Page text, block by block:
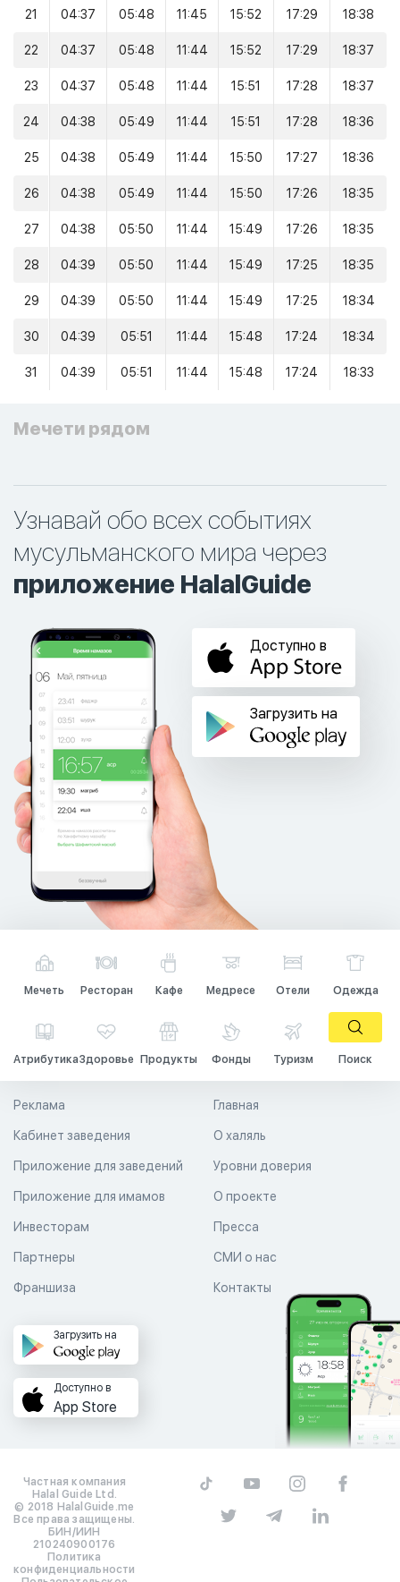
21 04:37 05:48 11:45 15:52 17:29 18:38
22 04:37 05:48 11:44 15:52 17:29 18:37
23 04:37 05:48 11:44 15:51 17:28 18:37
24 04:38 05:49 11:44 15:51 17:28 18:36
25 04:38 05:49 11:44 15:50 17:27 18:36
26 04:38 05:49 11:44 15:50 17:26 18:35
27 04:38 05:50 11:44 15:49 17:26 18:35
28 04:39 05:50 11:44 15:49 17:25 18:35
29 04:39 05:50 11:44 15:49 17:25 18:34
30 04:39 05:51 11:44 15:48 17:24 18:34
31 04:39 05:51 11:44 15:48 17:24 18:33
Мечети рядом
Узнавай обо всех событиях
мусульманского мира через
приложение HalalGuide
Доступно в
Загрузить на
Мечеть Ресторан Кафе Медресе Отели Одежда
АтрибутикаЗдоровье Продукты Фонды Туризм Поиск
Главная
О халяль
Уровни доверия
Реклама
Кабинет заведения
Приложение для заведений
Приложение для имамов О проекте
Пресса
СМИ о нас
Контакты
Инвесторам
Партнеры
Франшиза
Загрузить на
Доступно в
App Store
Частная компания
Halal Guide Ltd.
© 2018 HalalGuide.me
Все права защищены.
БИН/ИИН
210240900176
Политика
конфиденциальности